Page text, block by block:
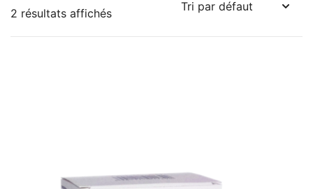
2 résultats affichés